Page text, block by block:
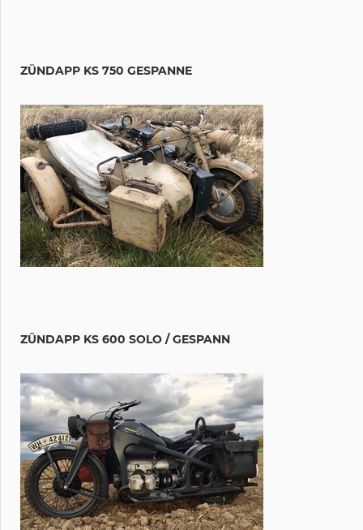
ZÜNDAPP KS 750 GESPANNE
ZÜNDAPP KS 600 SOLO / GESPANN